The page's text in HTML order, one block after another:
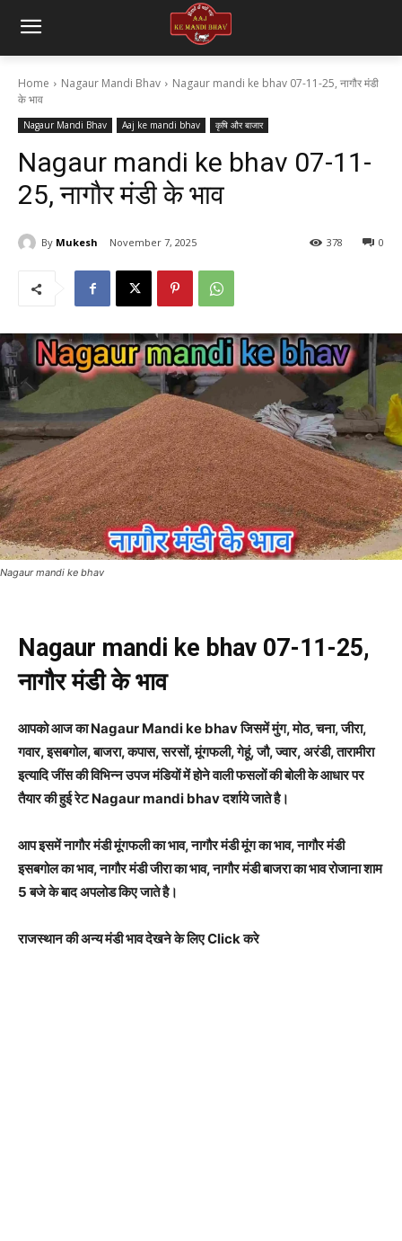
Home Nagaur Mandi Bhav
Nagaur mandi ke bhav 07-11-25, नागौर मंडी
के भाव
Nagaur Mandi Bhav Aaj ke mandi bhav कृषि और बाजार
Nagaur mandi ke bhav 07-11-
25, नागौर मंडी के भाव
By Mukesh November 7, 2025 0
378
Nagaur mandi ke bhav
Nagaur mandi ke bhav 07-11-25,
नागौर मंडी के भाव
आपको आज का Nagaur Mandi ke bhav जिसमें मुंग, मोठ, चना, जीरा,
गवार, इसबगोल, बाजरा, कपास, सरसों, मूंगफली, गेहूं, जौ, ज्वार, अरंडी, तारामीरा
इत्यादि जींस की विभिन्न उपज मंडियों में होने वाली फसलों की बोली के आधार पर
तैयार की हुई रेट Nagaur mandi bhav दर्शाये जाते है।
आप इसमें नागौर मंडी मूंगफली का भाव, नागौर मंडी मूंग का भाव, नागौर मंडी
इसबगोल का भाव, नागौर मंडी जीरा का भाव, नागौर मंडी बाजरा का भाव रोजाना शाम
5 बजे के बाद अपलोड किए जाते है।
राजस्थान की अन्य मंडी भाव देखने के लिए Click करे